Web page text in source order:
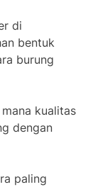
di
bentuk
burung
kualitas
dengan
paling